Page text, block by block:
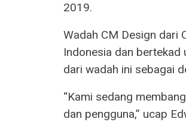
2019.
Wadah CM Design dari
Indonesia dan bertekad
dari wadah ini sebagai
“Kami sedang
dan pengguna,” ucap